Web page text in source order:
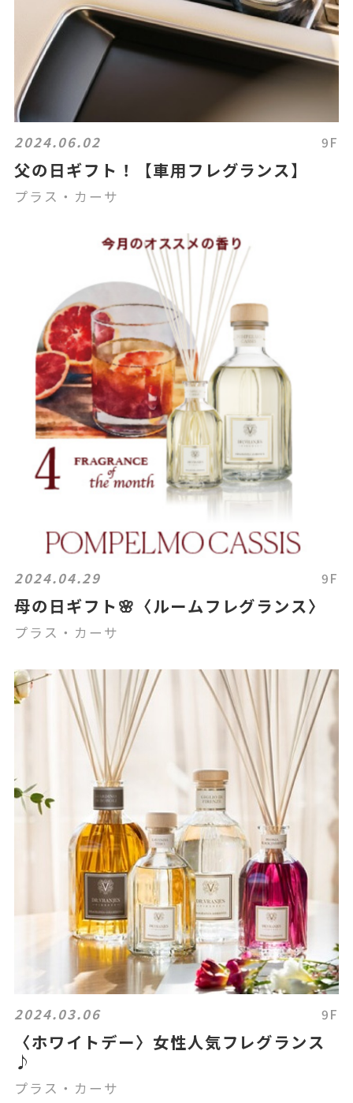
2024.06.02 9F
父の日ギフト！【車用フレグランス】
プラス・カーサ
2024.04.29 9F
母の日ギフト🌸〈ルームフレグランス〉
プラス・カーサ
2024.03.06 9F
〈ホワイトデー〉女性人気フレグランス
♪
プラス・カーサ